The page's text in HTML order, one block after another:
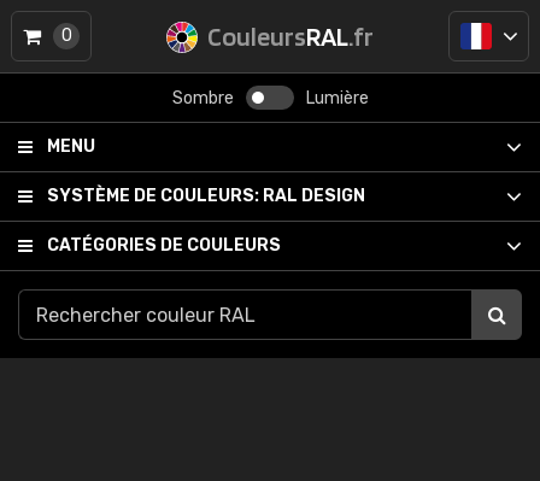
CouleursRAL.fr
Sombre Lumière
MENU
SYSTÈME DE COULEURS: RAL DESIGN
CATÉGORIES DE COULEURS
0